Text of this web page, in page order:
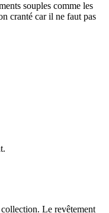
souples comme les
cranté car il ne faut pas
Le revêtement